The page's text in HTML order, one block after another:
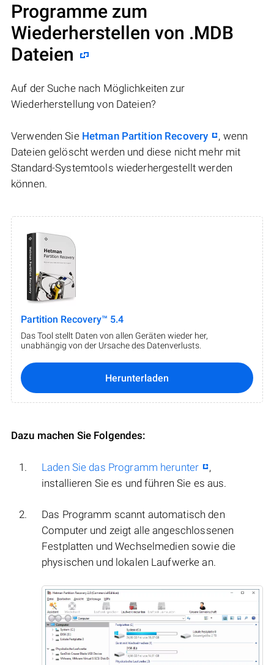
Programme zum
Wiederherstellen von .MDB
Dateien
Auf der Suche nach Möglichkeiten zur
Wiederherstellung von Dateien?
Verwenden Sie Hetman Partition Recovery
, wenn
Dateien gelöscht werden und diese nicht mehr mit
Standard-Systemtools wiederhergestellt werden
können.
Partition Recovery™ 5.4
Das Tool stellt Daten von allen Geräten wieder her,
unabhängig von der Ursache des Datenverlusts.
Herunterladen
Dazu machen Sie Folgendes:
Laden Sie das Programm herunter
,
installieren Sie es und führen Sie es aus.
Das Programm scannt automatisch den
Computer und zeigt alle angeschlossenen
Festplatten und Wechselmedien sowie die
physischen und lokalen Laufwerke an.